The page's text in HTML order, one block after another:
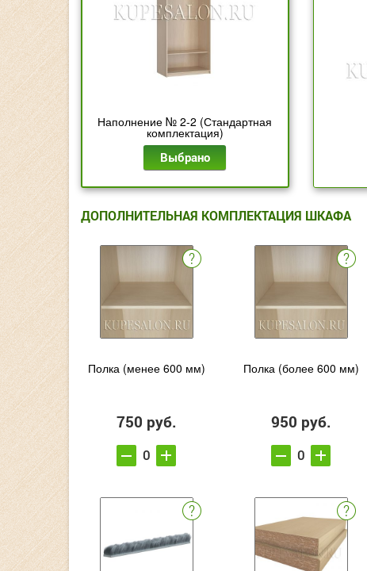
Наполнение № 2-2 (Стандартная
комплектация)
Выбрано
ДОПОЛНИТЕЛЬНАЯ КОМПЛЕКТАЦИЯ ШКАФА
Полка (менее 600 мм)
750 руб.
Полка (более 600 мм)
950 руб.